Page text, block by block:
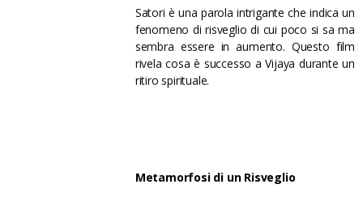
Satori è una parola intrigante che indica un
fenomeno di risveglio di cui poco si sa ma
sembra essere in aumento. Questo film
rivela cosa è successo a Vijaya durante un
ritiro spirituale.
Metamorfosi di un Risveglio